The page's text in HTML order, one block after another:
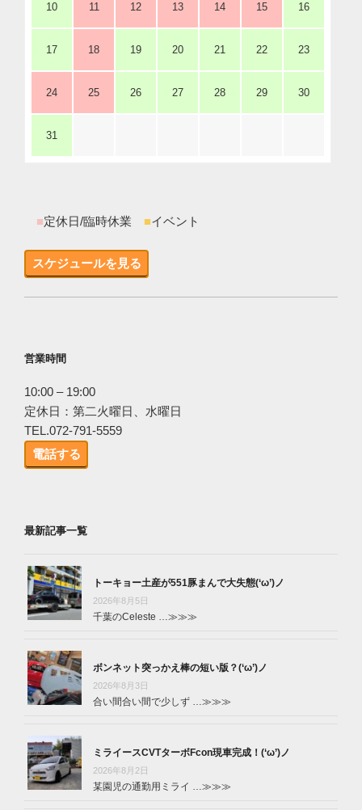
10 11 12 13 14 15 16
17 18 19 20 21 22 23
24 25 26 27 28 29 30
31
■定休日/臨時休業 ■イベント
スケジュールを見る
営業時間
10:00 – 19:00
定休日：第二火曜日、水曜日
TEL.072-791-5559
電話する
最新記事一覧
トーキョー土産が551豚まんで大失態(‘ω’)ノ
2026年8月5日
千葉のCeleste …≫≫≫
ボンネット突っかえ棒の短い版？(‘ω’)ノ
2026年8月3日
合い間合い間で少しず …≫≫≫
ミライースCVTターボFcon現車完成！(‘ω’)ノ
2026年8月2日
某園児の通勤用ミライ …≫≫≫